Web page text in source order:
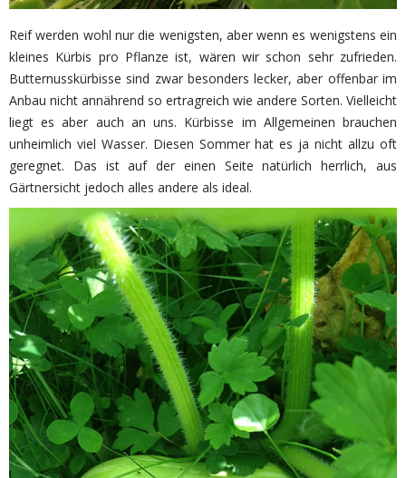
Reif werden wohl nur die wenigsten, aber wenn es wenigstens ein
kleines Kürbis pro Pflanze ist, wären wir schon sehr zufrieden.
Butternusskürbisse sind zwar besonders lecker, aber offenbar im
Anbau nicht annährend so ertragreich wie andere Sorten. Vielleicht
liegt es aber auch an uns. Kürbisse im Allgemeinen brauchen
unheimlich viel Wasser. Diesen Sommer hat es ja nicht allzu oft
geregnet. Das ist auf der einen Seite natürlich herrlich, aus
Gärtnersicht jedoch alles andere als ideal.